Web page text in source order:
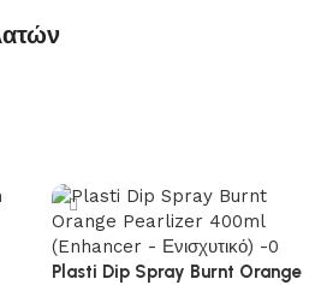
Plasti Dip Spray Burnt Orange